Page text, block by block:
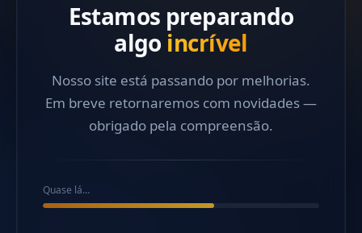
Estamos preparando
algo incrível
Nosso site está passando por melhorias.
Em breve retornaremos com novidades —
obrigado pela compreensão.
Quase lá…